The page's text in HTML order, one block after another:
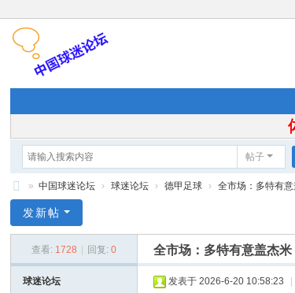
帖子
国
迷
» 中国球迷论坛 › 球迷论坛 › 德甲足球 › 全市场：多特有
发新帖
查看: 1728 回复: 0 全市场：多特有意盖杰
球迷论坛 发表于 2026-6-20 10:58:23